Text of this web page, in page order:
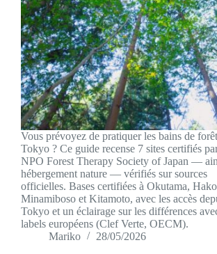
Vous prévoyez de pratiquer les bains de
Tokyo ? Ce guide recense 7 sites certifiés
NPO Forest Therapy Society of Japan —
hébergement nature — vérifiés sur sources
officielles. Bases certifiées à Okutama,
Minamiboso et Kitamoto, avec les accès
Tokyo et un éclairage sur les différences
labels européens (Clef Verte, OECM).
Mariko
28/05/2026